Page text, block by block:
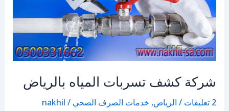
شركة كشف تسربات المياه بالرياض
2 تعليقات / الرياض, خدمات الصرف الصحي /
nakhil